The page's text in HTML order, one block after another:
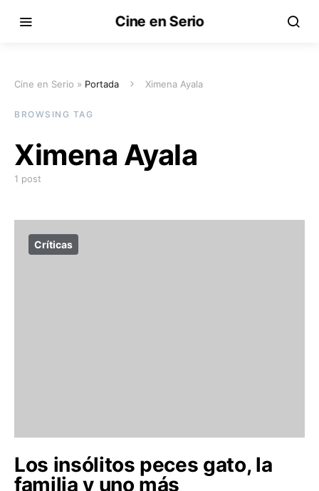
Cine en Serio
Cine en Serio » Portada Ximena Ayala
BROWSING TAG
Ximena Ayala
1 post
Críticas
Los insólitos peces gato, la
familia y uno más